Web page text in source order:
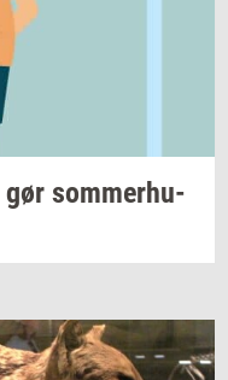
gør som­mer­hu­